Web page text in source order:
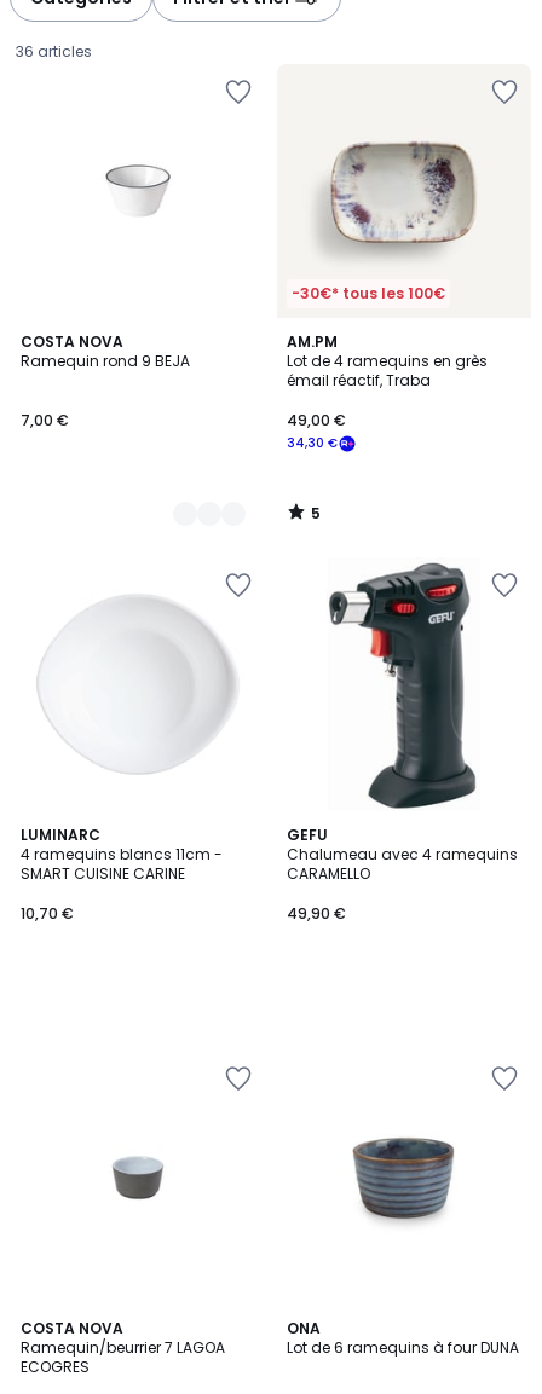
36 articles
COSTA NOVA
Ramequin rond 9 BEJA
€.
7,00 €
2
Couleurs
-30€* tous les 100€
AM.PM
Lot de 4 ramequins en grès
émail réactif, Traba
34,30 €
49,00 €
5
/
5
5
/
LUMINARC
4 ramequins blancs 11cm -
SMART CUISINE CARINE
10,70 €
GEFU
Chalumeau avec 4 ramequins
CARAMELLO
49,90 €
COSTA NOVA
Ramequin/beurrier 7 LAGOA
ECOGRES
ONA
Lot de 6 ramequins à four DUNA